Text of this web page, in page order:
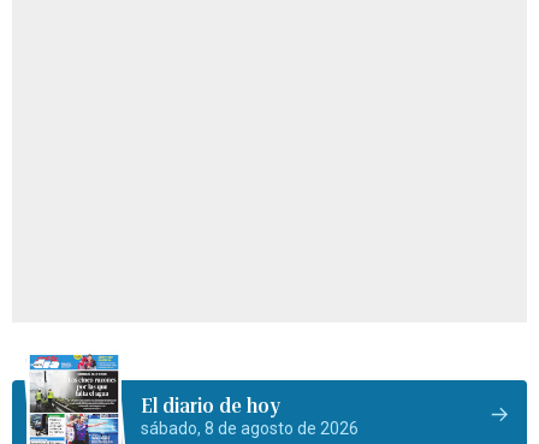
El diario de hoy
sábado, 8 de agosto de 2026